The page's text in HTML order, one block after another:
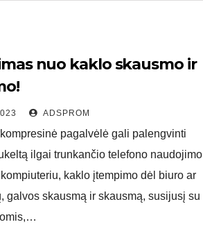
nuo kaklo skausmo ir
ADSPROM
pagalvėlė gali palengvinti
ilgai trunkančio telefono naudojimo
kaklo įtempimo dėl biuro ar
galvos skausmą ir skausmą, susijusį su